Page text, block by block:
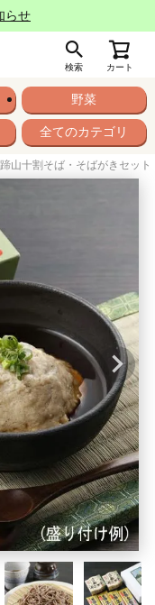
らせ
検索 カート
野菜
全てのカテゴリ
山十割そば・そばがきセット